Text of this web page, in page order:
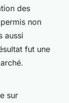
des
non
aussi
fut une
sur